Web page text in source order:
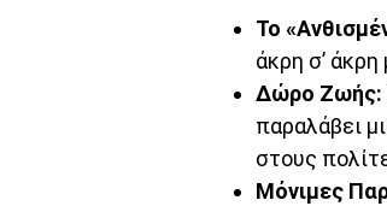
Το
άκρη σ’
Δώρο Ζωής:
παραλάβει
στους
Μόνιμες